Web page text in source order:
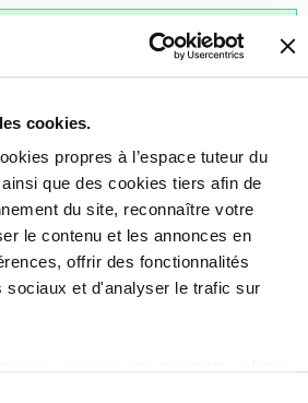
cookies.
propres à l’espace tuteur du
que des cookies tiers afin de
du site, reconnaître votre
le contenu et les annonces en
offrir des fonctionnalités
sociaux et d'analyser le trafic sur
est capable de
l'activité dont il est
12
décrit une activité
spécifique, dont il a été